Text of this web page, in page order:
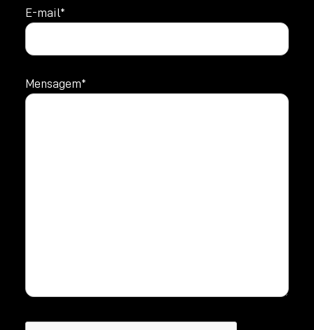
E-mail*
Mensagem*